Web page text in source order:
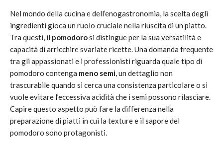
Nel mondo della cucina e dell’enogastronomia, la scelta degli
ingredienti gioca un ruolo cruciale nella riuscita di un piatto.
Tra questi, il pomodorosi distingue per la sua versatilità e
capacità di arricchire svariate ricette. Una domanda frequente
tra gli appassionati e i professionisti riguarda quale tipo di
pomodoro contenga meno semi, un dettaglio non
trascurabile quando si cerca una consistenza particolare o si
vuole evitare l’eccessiva acidità che i semi possono rilasciare.
Capire questo aspetto può fare la differenza nella
preparazione di piatti in cui la texture e il sapore del
pomodoro sono protagonisti.